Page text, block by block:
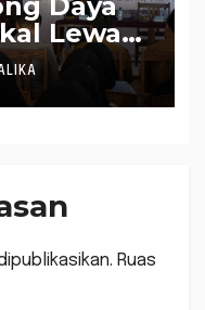
Lewat
Ruas